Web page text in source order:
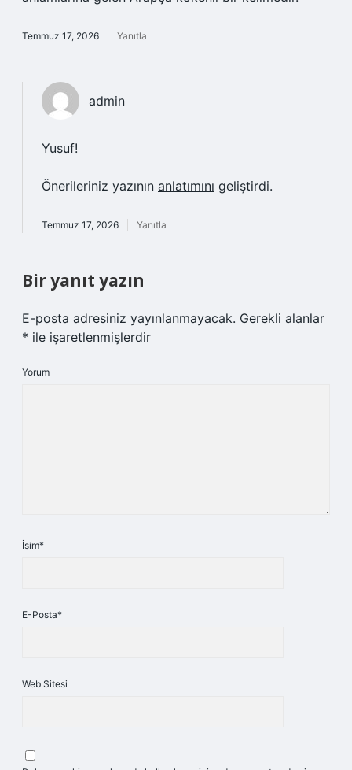
Temmuz 17, 2026 Yanıtla
admin
Yusuf!
Önerileriniz yazının anlatımını geliştirdi.
Temmuz 17, 2026 Yanıtla
Bir yanıt yazın
E-posta adresiniz yayınlanmayacak. Gerekli alanlar
* ile işaretlenmişlerdir
Yorum
İsim*
E-Posta*
Web Sitesi